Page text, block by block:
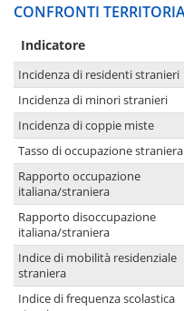
CONFRONTI
Indicatore
Incidenza di residenti stranieri
Incidenza di minori stranieri
Incidenza di coppie miste
Tasso di occupazione straniera
Rapporto occupazione
italiana/straniera
Rapporto disoccupazione
italiana/straniera
Indice di mobilità residenziale
straniera
Indice di frequenza scolastica